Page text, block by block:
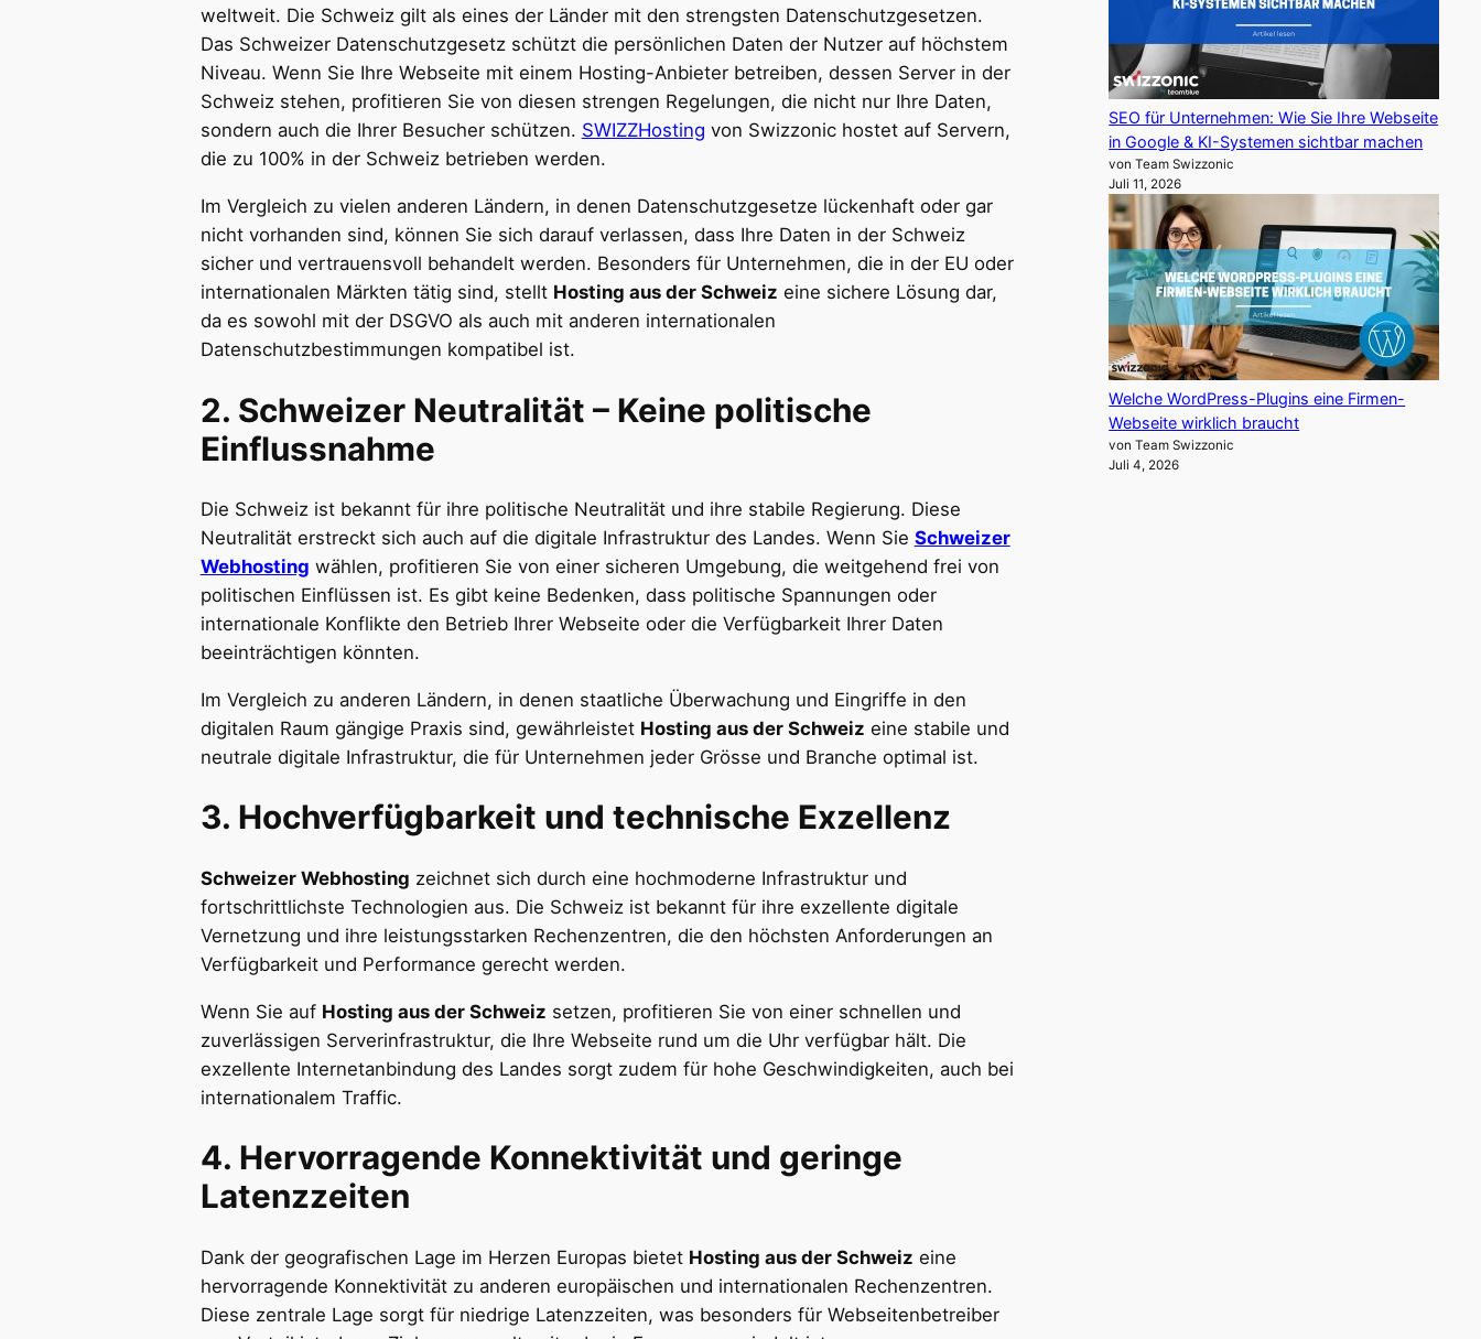
weltweit. Die Schweiz gilt als eines der Länder mit den strengsten Datenschutzgesetzen.
Das Schweizer Datenschutzgesetz schützt die persönlichen Daten der Nutzer auf höchstem
Niveau. Wenn Sie Ihre Webseite mit einem Hosting-Anbieter betreiben, dessen Server in der
Schweiz stehen, profitieren Sie von diesen strengen Regelungen, die nicht nur Ihre Daten,
sondern auch die Ihrer Besucher schützen. SWIZZHosting von Swizzonic hostet auf Servern,
die zu 100% in der Schweiz betrieben werden.
Im Vergleich zu vielen anderen Ländern, in denen Datenschutzgesetze lückenhaft oder gar
nicht vorhanden sind, können Sie sich darauf verlassen, dass Ihre Daten in der Schweiz
sicher und vertrauensvoll behandelt werden. Besonders für Unternehmen, die in der EU oder
internationalen Märkten tätig sind, stellt Hosting aus der Schweiz eine sichere Lösung dar,
da es sowohl mit der DSGVO als auch mit anderen internationalen
Datenschutzbestimmungen kompatibel ist.
2. Schweizer Neutralität – Keine politische
Einflussnahme
Die Schweiz ist bekannt für ihre politische Neutralität und ihre stabile Regierung. Diese
Neutralität erstreckt sich auch auf die digitale Infrastruktur des Landes. Wenn Sie Schweizer
Webhosting wählen, profitieren Sie von einer sicheren Umgebung, die weitgehend frei von
politischen Einflüssen ist. Es gibt keine Bedenken, dass politische Spannungen oder
internationale Konflikte den Betrieb Ihrer Webseite oder die Verfügbarkeit Ihrer Daten
beeinträchtigen könnten.
Im Vergleich zu anderen Ländern, in denen staatliche Überwachung und Eingriffe in den
digitalen Raum gängige Praxis sind, gewährleistet Hosting aus der Schweiz eine stabile und
neutrale digitale Infrastruktur, die für Unternehmen jeder Grösse und Branche optimal ist.
3. Hochverfügbarkeit und technische Exzellenz
Schweizer Webhosting zeichnet sich durch eine hochmoderne Infrastruktur und
fortschrittlichste Technologien aus. Die Schweiz ist bekannt für ihre exzellente digitale
Vernetzung und ihre leistungsstarken Rechenzentren, die den höchsten Anforderungen an
Verfügbarkeit und Performance gerecht werden.
Wenn Sie auf Hosting aus der Schweiz setzen, profitieren Sie von einer schnellen und
zuverlässigen Serverinfrastruktur, die Ihre Webseite rund um die Uhr verfügbar hält. Die
exzellente Internetanbindung des Landes sorgt zudem für hohe Geschwindigkeiten, auch bei
internationalem Traffic.
4. Hervorragende Konnektivität und geringe
Latenzzeiten
Dank der geografischen Lage im Herzen Europas bietet Hosting aus der Schweiz eine
hervorragende Konnektivität zu anderen europäischen und internationalen Rechenzentren.
Diese zentrale Lage sorgt für niedrige Latenzzeiten, was besonders für Webseitenbetreiber
SEO für Unternehmen: Wie Sie Ihre Webseite
in Google & KI-Systemen sichtbar machen
von Team Swizzonic
Juli 11, 2026
Welche WordPress-Plugins eine Firmen-
Webseite wirklich braucht
von Team Swizzonic
Juli 4, 2026